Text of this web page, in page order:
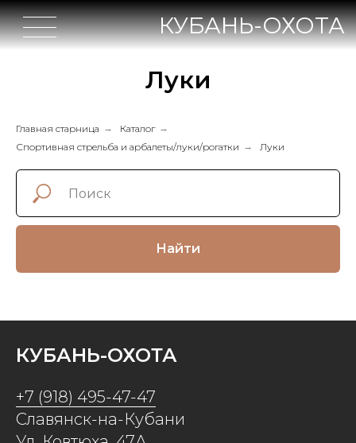
КУБАНЬ-ОХОТА
Луки
Главная старница → Каталог →
Спортивная стрельба и арбалеты/луки/рогатки → Луки
Найти
КУБАНЬ-ОХОТА
+7 (918) 495-47-47
Славянск-на-Кубани